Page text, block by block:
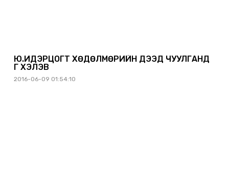
Ю.ИДЭРЦОГТ ХӨДӨЛМӨРИЙН ДЭЭД ЧУУЛГАНД
ҮГ ХЭЛЭВ
2016-06-09 01:54:10